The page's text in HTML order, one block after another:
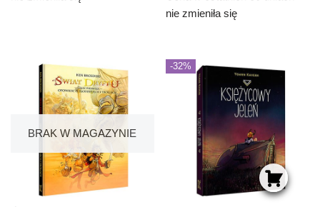
nie zmieniła się
BRAK W MAGAZYNIE
-32%